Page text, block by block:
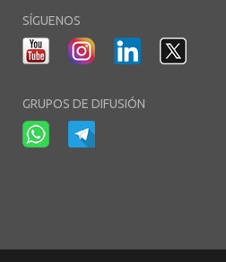
SÍGUENOS
GRUPOS DE DIFUSIÓN